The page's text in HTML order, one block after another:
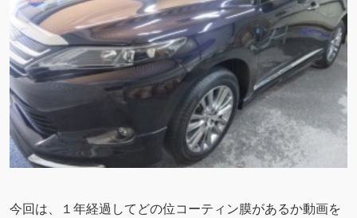
今回は、１年経過してどの位コーティン膜があるか動画を